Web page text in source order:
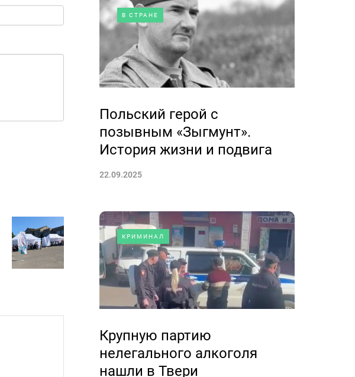
В СТРАНЕ
Польский герой с
позывным «Зыгмунт».
История жизни и подвига
22.09.2025
КРИМИНАЛ
Крупную партию
нелегального алкоголя
нашли в Твери